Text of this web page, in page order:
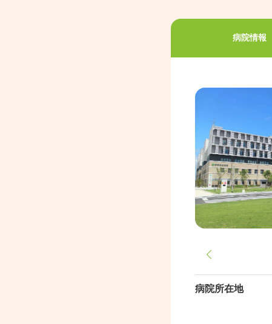
病院情報
病院所在地